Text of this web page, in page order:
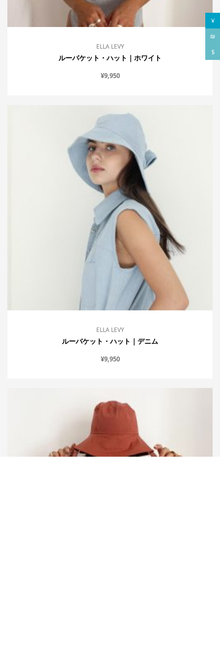
¥
₪
$
ELLA LEVY
ルーバケット・ハット｜ホワイト
¥9,950
ELLA LEVY
ルーバケット・ハット｜デニム
¥9,950